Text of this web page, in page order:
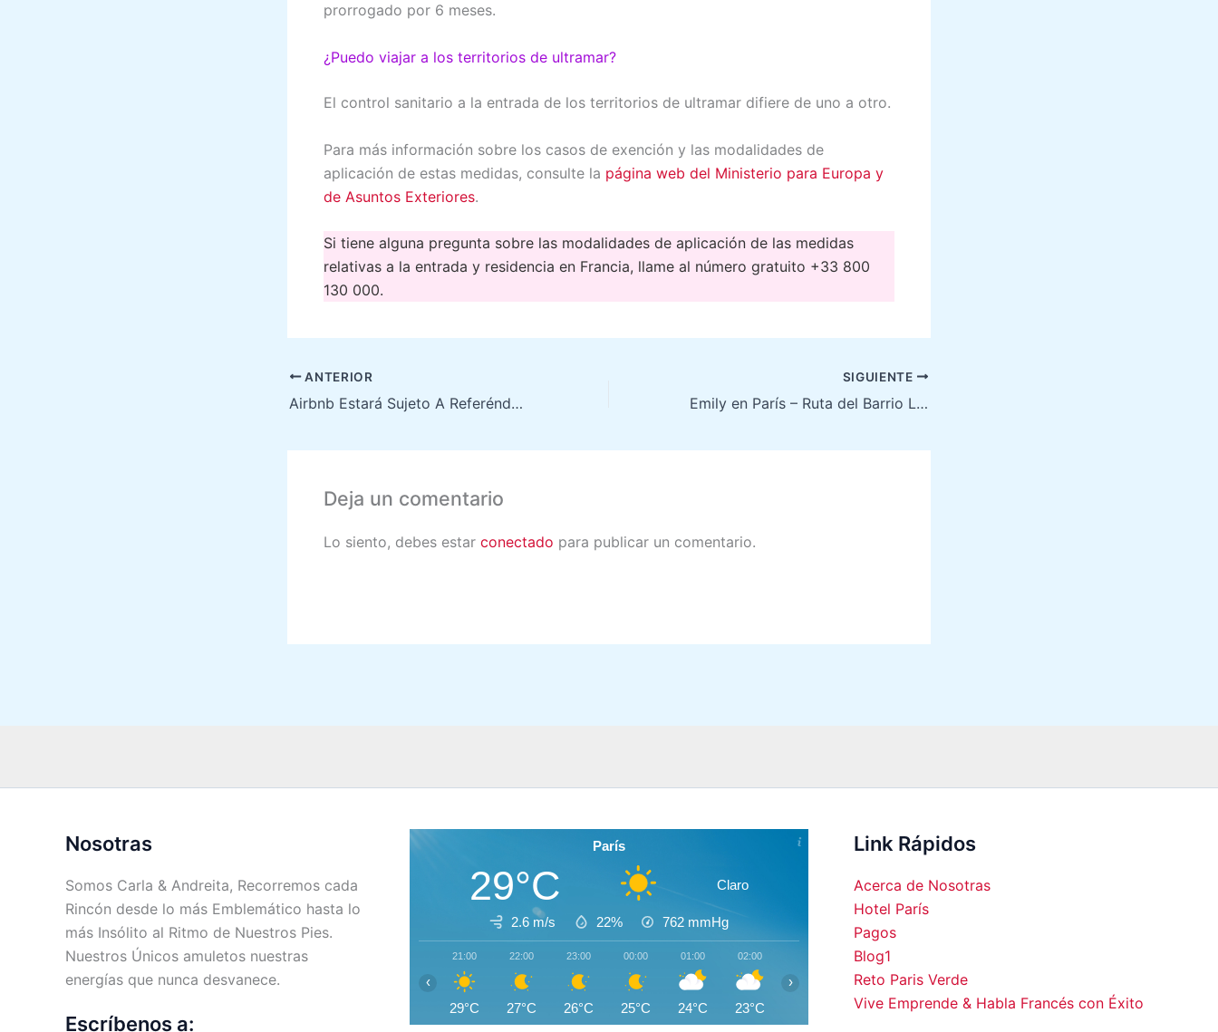
prorrogado por 6 meses.
¿Puedo viajar a los territorios de ultramar?
El control sanitario a la entrada de los territorios de ultramar difiere de uno a otro.
Para más información sobre los casos de exención y las modalidades de
aplicación de estas medidas, consulte la página web del Ministerio para Europa y
de Asuntos Exteriores.
Si tiene alguna pregunta sobre las modalidades de aplicación de las medidas
relativas a la entrada y residencia en Francia, llame al número gratuito +33 800
130 000.
ANTERIOR
Airbnb Estará Sujeto A Referéndum En Otoño
SIGUIENTE
Emily en París – Ruta del Barrio Latino
Deja un comentario
Lo siento, debes estar conectado para publicar un comentario.
Nosotras
Somos Carla & Andreita, Recorremos cada
Rincón desde lo más Emblemático hasta lo
más Insólito al Ritmo de Nuestros Pies.
Nuestros Únicos amuletos nuestras
energías que nunca desvanece.
Escríbenos a:
París
29°C Claro
2.6 m/s 22% 762 mmHg
21:00
29°C
22:00
27°C
23:00
26°C
00:00
25°C
01:00
24°C
02:00
23°C
04:00
22°C 22°C 22°C 22°C 22°C 24°C
‹ ›
Link Rápidos
Acerca de Nosotras
Hotel París
Pagos
Blog1
Reto Paris Verde
Vive Emprende & Habla Francés con Éxito